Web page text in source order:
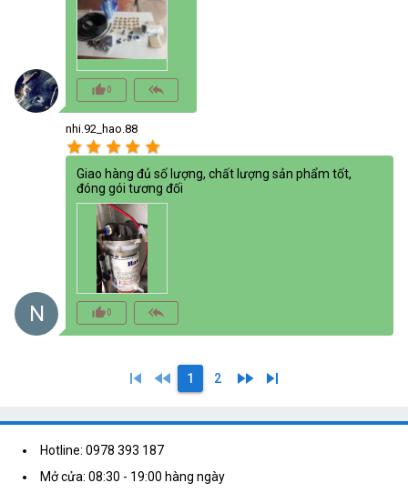
thumb_up_alt0 reply_all
N
nhi.92_hao.88
star star star star star
Giao hàng đủ số lượng, chất lượng sản phẩm tốt,
đóng gói tương đối
thumb_up_alt0 reply_all
skip_previous fast_rewind 1 2 fast_forward skip_next
Hotline: 0978 393 187
Mở cửa: 08:30 - 19:00 hàng ngày